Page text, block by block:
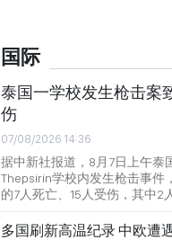
国际
泰国一学校发生枪击案
伤
07/08/2026 14:36
据中新社报道，8月7日上午泰
Thepsirin学校内发生枪击事件
的7人死亡、15人受伤，其中2
多国刷新高温纪录 中欧遭